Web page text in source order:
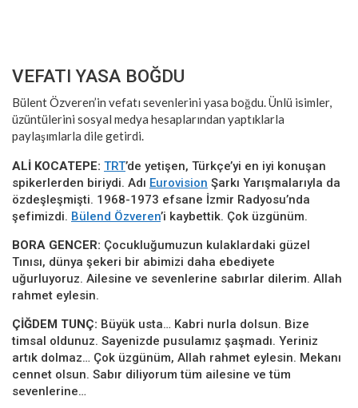
VEFATI YASA BOĞDU
Bülent Özveren’in vefatı sevenlerini yasa boğdu. Ünlü isimler,
üzüntülerini sosyal medya hesaplarından yaptıklarla
paylaşımlarla dile getirdi.
ALİ KOCATEPE: TRT’de yetişen, Türkçe’yi en iyi konuşan
spikerlerden biriydi. Adı Eurovision Şarkı Yarışmalarıyla da
özdeşleşmişti. 1968-1973 efsane İzmir Radyosu’nda
şefimizdi. Bülend Özveren’i kaybettik. Çok üzgünüm.
BORA GENCER: Çocukluğumuzun kulaklardaki güzel
Tınısı, dünya şekeri bir abimizi daha ebediyete
uğurluyoruz. Ailesine ve sevenlerine sabırlar dilerim. Allah
rahmet eylesin.
ÇİĞDEM TUNÇ: Büyük usta… Kabri nurla dolsun. Bize
timsal oldunuz. Sayenizde pusulamız şaşmadı. Yeriniz
artık dolmaz… Çok üzgünüm, Allah rahmet eylesin. Mekanı
cennet olsun. Sabır diliyorum tüm ailesine ve tüm
sevenlerine…